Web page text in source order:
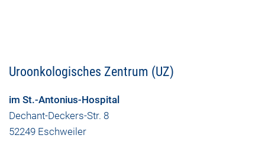
Uroonkologisches Zentrum (UZ)
im St.-Antonius-Hospital
Dechant-Deckers-Str. 8
52249 Eschweiler